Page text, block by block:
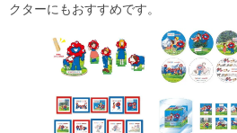
クターにもおすすめです。